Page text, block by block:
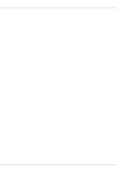
Art Museum
Atelier Aki